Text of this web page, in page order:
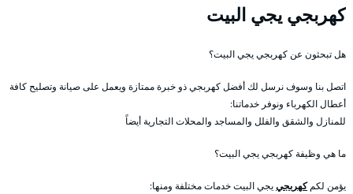
كهربجي يجي البيت
هل تبحثون عن كهربجي يجي البيت؟
اتصل بنا وسوف نرسل لك أفضل كهربجي ذو خبرة ممتازة ويعمل على صيانة وتصليح كافة
أعطال الكهرباء ونوفر خدماتنا:
للمنازل والشقق والفلل والمساجد والمحلات التجارية أيضاً
ما هي وظيفة كهربجي يجي البيت؟
يؤمن لكمكهربجييجي البيت خدمات مختلفة ومنها: